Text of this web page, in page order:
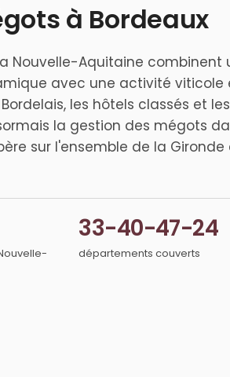
à Bordeaux
Nouvelle-Aquitaine combinent
avec une activité viticole
les hôtels classés et
la gestion des mégots
sur l'ensemble de la
33-40-47-24
départements couverts